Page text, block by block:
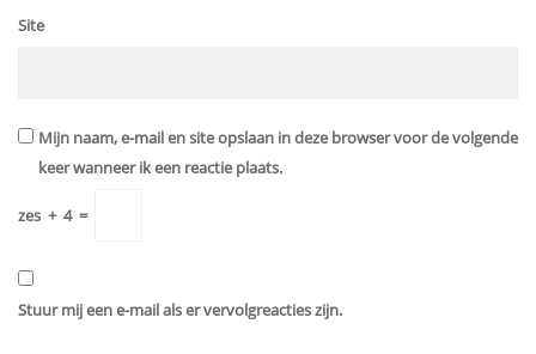
Site
Mijn naam, e-mail en site opslaan in deze browser voor de volgende
keer wanneer ik een reactie plaats.
zes + 4 =
Stuur mij een e-mail als er vervolgreacties zijn.